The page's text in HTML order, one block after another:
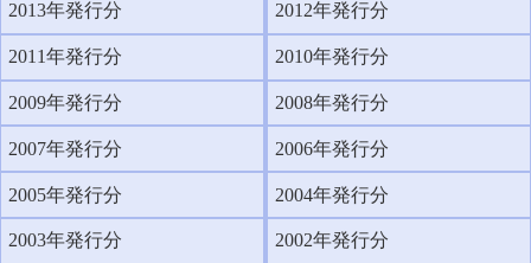
2013年発行分 2012年発行分
2011年発行分 2010年発行分
2009年発行分 2008年発行分
2007年発行分 2006年発行分
2005年発行分 2004年発行分
2003年発行分 2002年発行分